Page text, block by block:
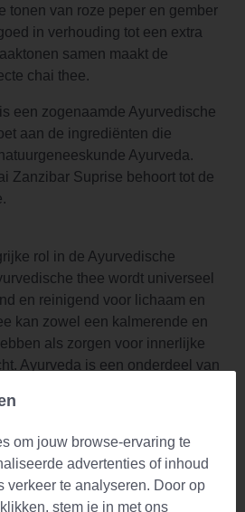
tonen van roze peper en gember
in verhouding tot een extra
samen maakt de
chai thee.
een zogenaamde Ayurvedische
aan de ingrediënten die
Ayurveda.
Zanzibar Suprise behoort tot de
rol in de Ayurvedische
thee wordt universeel
en reinigend voor lichaam en
kan zowel een kalmerende en
als zorgen voor innerlijke
Ayurveda is een onderdeel van
in het Westen verwijst naar de
staat van lichaam en geest te
kruidentheeën bevatten naast
een stimulerend of kalmerend
om jouw browse-ervaring te
advertenties of inhoud
verkeer te analyseren. Door op
stem je in met ons